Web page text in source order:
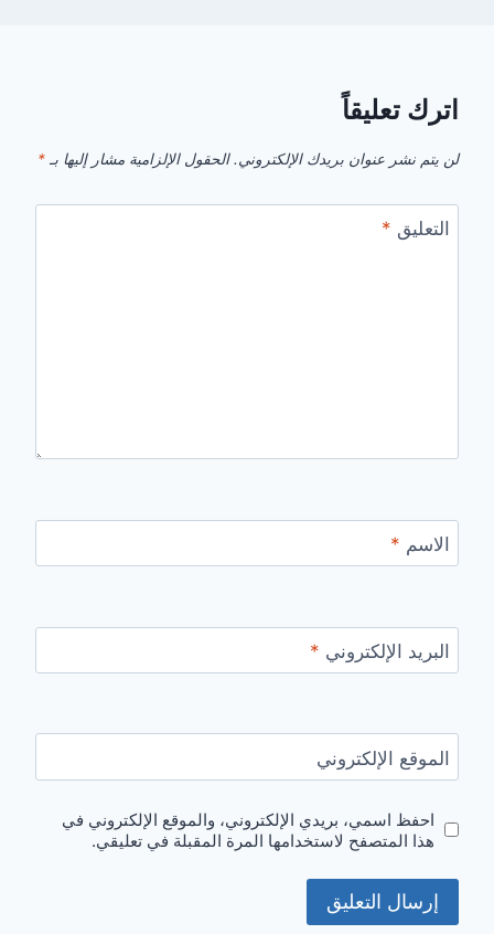
اترك تعليقاً
لن يتم نشر عنوان بريدك الإلكتروني. الحقول الإلزامية مشار إليها بـ *
التعليق *
الاسم *
البريد الإلكتروني *
الموقع الإلكتروني
احفظ اسمي، بريدي الإلكتروني، والموقع الإلكتروني في
هذا المتصفح لاستخدامها المرة المقبلة في تعليقي.